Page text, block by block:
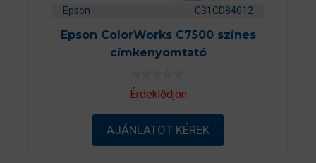
Epson C31CD84012
Epson ColorWorks C7500 színes
címkenyomtató
0
a
-
ő
Érdeklődjön
AJÁNLATOT KÉREK